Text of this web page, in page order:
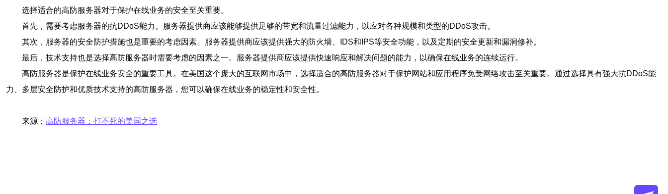
选择适合的高防服务器对于保护在线业务的安全至关重要。
首先，需要考虑服务器的抗DDoS能力。服务器提供商应该能够提供足够的带宽和流量过滤能力，以应对各种规模和类型的DDoS攻击。
其次，服务器的安全防护措施也是重要的考虑因素。服务器提供商应该提供强大的防火墙、IDS和IPS等安全功能，以及定期的安全更新和漏洞修补。
最后，技术支持也是选择高防服务器时需要考虑的因素之一。服务器提供商应该提供快速响应和解决问题的能力，以确保在线业务的连续运行。
高防服务器是保护在线业务安全的重要工具。在美国这个庞大的互联网市场中，选择适合的高防服务器对于保护网站和应用程序免受网络攻击至关重要。通过选择具有强大抗DDoS能
力、多层安全防护和优质技术支持的高防服务器，您可以确保在线业务的稳定性和安全性。
来源： 高防服务器：打不死的美国之选